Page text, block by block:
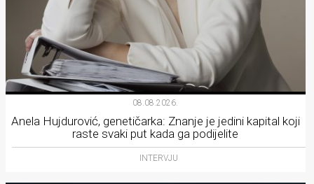
08.08.2026.
Anela Hujdurović, genetičarka: Znanje je jedini kapital koji
raste svaki put kada ga podijelite
INTERVJU